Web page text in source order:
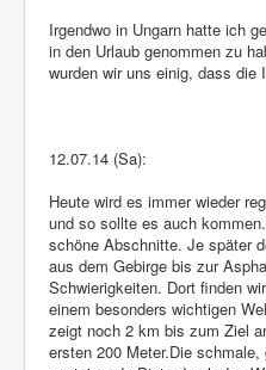
Irgendwo in Ungarn hatte ich
in den Urlaub genommen zu
wurden wir uns einig, dass die
12.07.14 (Sa):
Heute wird es immer wieder
und so sollte es auch
schöne Abschnitte. Je später
aus dem Gebirge bis zur
Schwierigkeiten. Dort finden
einem besonders wichtigen
zeigt noch 2 km bis zum Ziel
ersten 200 Meter.Die